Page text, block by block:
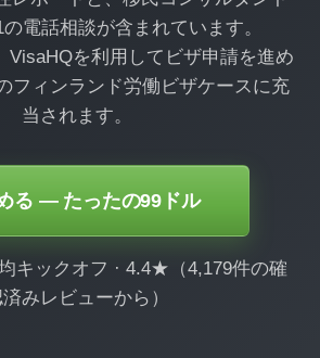
電話相談が含まれています。
VisaHQを利用してビザ申請を進め
フィンランド労働ビザケースに充
当されます。
る — たったの99ドル
キックオフ · 4.4★（4,179件の確
みレビューから）